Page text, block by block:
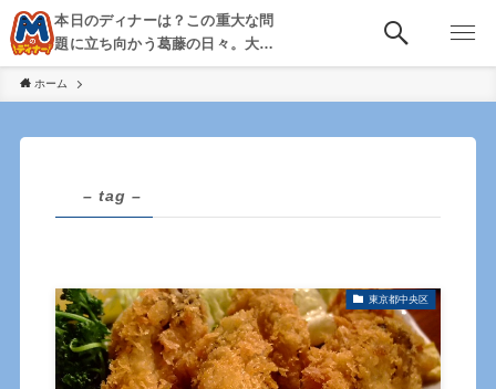
本日のディナーは？この重大な問
題に立ち向かう葛藤の日々。大
阪・京都・神戸を中心とした食べ
歩き、飲み歩きを綴る。
ホーム
– tag –
東京都中央区